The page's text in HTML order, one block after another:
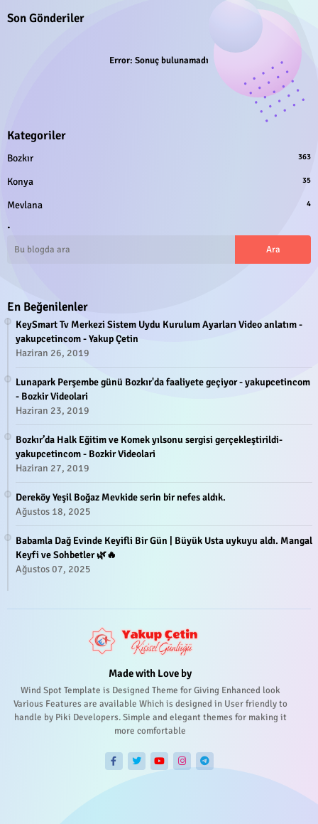
Son Gönderiler
Error: Sonuç bulunamadı
Kategoriler
Bozkır 363
Konya 35
Mevlana 4
.
En Beğenilenler
KeySmart Tv Merkezi Sistem Uydu Kurulum Ayarları Video anlatım -
yakupcetincom - Yakup Çetin
Haziran 26, 2019
Lunapark Perşembe günü Bozkır'da faaliyete geçiyor - yakupcetincom
- Bozkir Videolari
Haziran 23, 2019
Bozkır’da Halk Eğitim ve Komek yılsonu sergisi gerçekleştirildi-
yakupcetincom - Bozkir Videolari
Haziran 27, 2019
Dereköy Yeşil Boğaz Mevkide serin bir nefes aldık.
Ağustos 18, 2025
Babamla Dağ Evinde Keyifli Bir Gün | Büyük Usta uykuyu aldı. Mangal
Keyfi ve Sohbetler 🌿🔥
Ağustos 07, 2025
Made with Love by
Wind Spot Template is Designed Theme for Giving Enhanced look
Various Features are available Which is designed in User friendly to
handle by Piki Developers. Simple and elegant themes for making it
more comfortable